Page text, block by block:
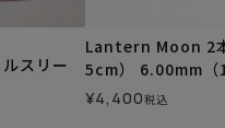
スリー
Lantern Moon 2
5cm） 6.00mm（
¥4,400税込